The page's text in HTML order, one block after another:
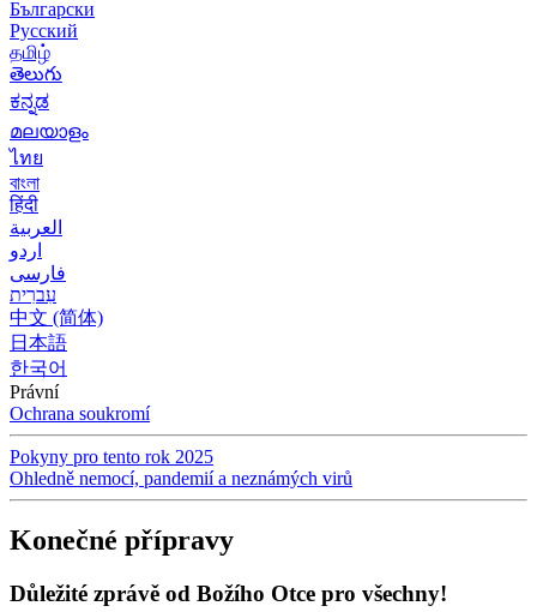
Български
Русский
தமிழ்
తెలుగు
ಕನ್ನಡ
മലയാളം
ไทย
বাংলা
हिंदी
العربية
اردو
فارسی
עִברִית
中文 (简体)
日本語
한국어
Právní
Ochrana soukromí
Pokyny pro tento rok 2025
Ohledně nemocí, pandemií a neznámých virů
Konečné přípravy
Důležité zprávě od Božího Otce pro všechny!